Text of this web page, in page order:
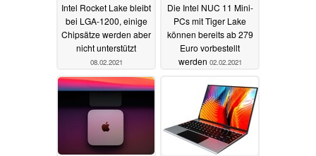
Intel Rocket Lake bleibt
bei LGA-1200, einige
Chipsätze werden aber
nicht unterstützt
08.02.2021
Die Intel NUC 11 Mini-
PCs mit Tiger Lake
können bereits ab 279
Euro vorbestellt
werden 02.02.2021